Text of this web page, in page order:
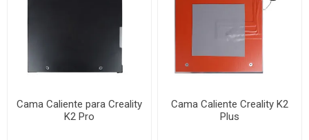
Cama Caliente para Creality
K2 Pro
Cama Caliente Creality K2
Plus